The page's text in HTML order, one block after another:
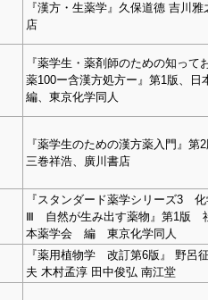
『漢方・生薬学』久保道德 吉川雅
店
『薬学生・薬剤師のための知って
薬100ー含漢方処方ー』第1版、日
編、東京化学同人
『薬学生のための漢方薬入門』第
三巻祥浩、廣川書店
『スタンダード薬学シリーズ3
Ⅲ 自然が生み出す薬物』第1版
本薬学会 編 東京化学同人
『薬用植物学 改訂第6版』 野呂
夫 木村孟淳 田中俊弘 南江堂